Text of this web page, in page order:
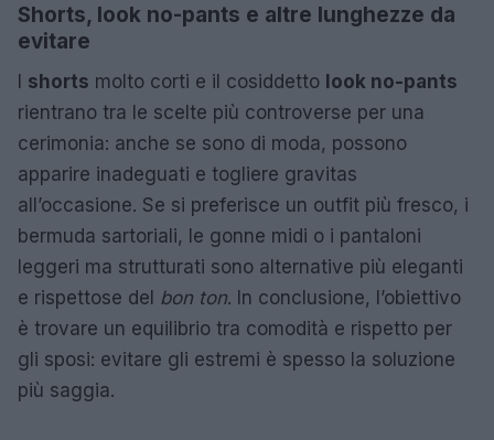
Shorts, look no-pants e altre lunghezze da
evitare
I shorts molto corti e il cosiddetto look no-pants
rientrano tra le scelte più controverse per una
cerimonia: anche se sono di moda, possono
apparire inadeguati e togliere gravitas
all’occasione. Se si preferisce un outfit più fresco, i
bermuda sartoriali, le gonne midi o i pantaloni
leggeri ma strutturati sono alternative più eleganti
e rispettose del bon ton. In conclusione, l’obiettivo
è trovare un equilibrio tra comodità e rispetto per
gli sposi: evitare gli estremi è spesso la soluzione
più saggia.